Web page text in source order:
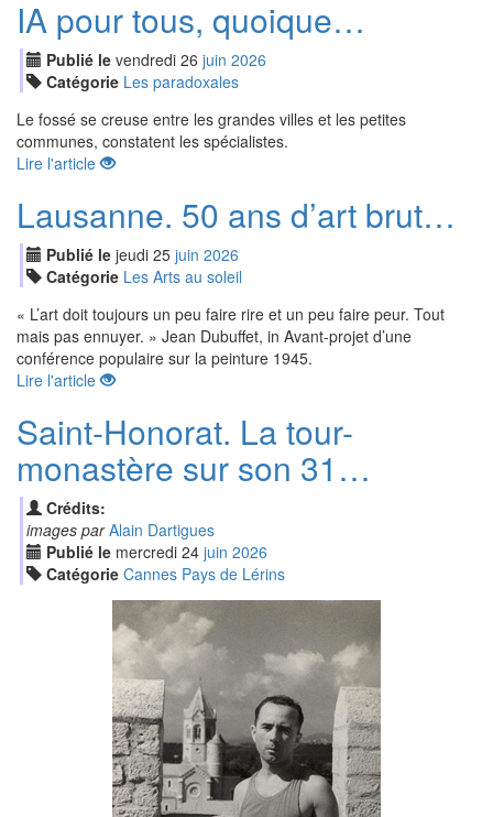
IA pour tous, quoique…
Publié le vendredi 26 juin 2026
Catégorie Les paradoxales
Le fossé se creuse entre les grandes villes et les petites
communes, constatent les spécialistes.
Lire l'article
Lausanne. 50 ans d’art brut…
Publié le jeudi 25 juin 2026
Catégorie Les Arts au soleil
« L’art doit toujours un peu faire rire et un peu faire peur. Tout
mais pas ennuyer. » Jean Dubuffet, in Avant-projet d’une
conférence populaire sur la peinture 1945.
Lire l'article
Saint-Honorat. La tour-
monastère sur son 31…
Crédits:
images par Alain Dartigues
Publié le mercredi 24 juin 2026
Catégorie Cannes Pays de Lérins